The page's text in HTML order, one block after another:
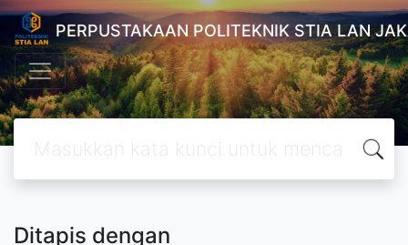
PERPUSTAKAAN POLITEKNIK STIA LAN
Ditapis dengan